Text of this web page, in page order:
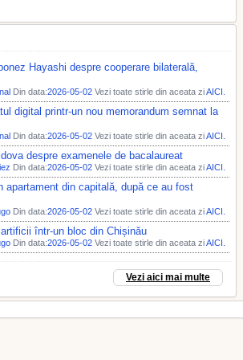
Hayashi despre cooperare bilaterală,
Din data:2026-05-02 Vezi toate stirle din aceata ziAICI.
digital printr-un nou memorandum semnat la
Din data:2026-05-02 Vezi toate stirle din aceata ziAICI.
despre examenele de bacalaureat
Din data:2026-05-02 Vezi toate stirle din aceata ziAICI.
din capitală, după ce au fost
Din data:2026-05-02 Vezi toate stirle din aceata ziAICI.
într-un bloc din Chișinău
Din data:2026-05-02 Vezi toate stirle din aceata ziAICI.
Vezi aici mai multe